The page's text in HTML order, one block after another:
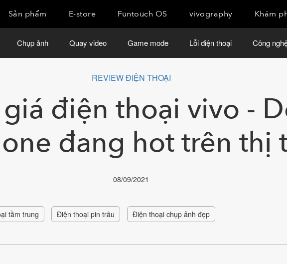
Sản phẩm E-store Funtouch OS vivography Khám
Chụp ảnh Quay video Game mode Lỗi điện thoại Công
REVIEW ĐIỆN THOẠI
điện thoại vivo -
đang hot trên thị
08/09/2021
tầm trung Điện thoại pin trâu Điện thoại chụp ảnh đẹp